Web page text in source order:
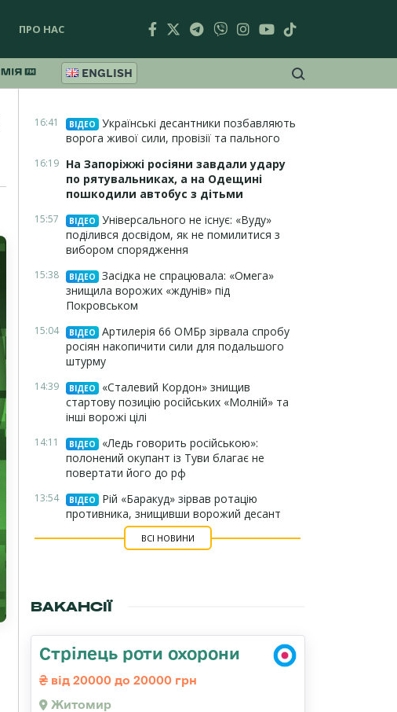
ПРО НАС
ENGLISH
16:41 ВІДЕО
Українські десантники позбавляють
ворога живої сили, провізії та пального
16:19 На Запоріжжі росіяни завдали удару
по рятувальниках, а на Одещині
пошкодили автобус з дітьми
15:57 ВІДЕО
Універсального не існує: «Вуду»
поділився досвідом, як не помилитися з
вибором спорядження
15:38 ВІДЕО
Засідка не спрацювала: «Омега»
знищила ворожих «ждунів» під
Покровськом
15:04 ВІДЕО
Артилерія 66 ОМБр зірвала спробу
росіян накопичити сили для подальшого
штурму
14:39 ВІДЕО
«Сталевий Кордон» знищив
стартову позицію російських «Молній» та
інші ворожі цілі
14:11 ВІДЕО
«Ледь говорить російською»:
полонений окупант із Туви благає не
повертати його до рф
13:54 ВІДЕО
Рій «Баракуд» зірвав ротацію
противника, знищивши ворожий десант
ВСІ НОВИНИ
ВАКАНСІЇ
Стрілець роти охорони
від 20000 до 20000 грн
Житомир